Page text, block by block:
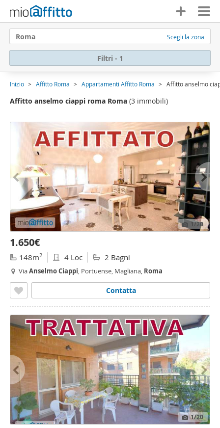
Roma Scegli la zona
Filtri - 1
Inizio Affitto Roma Appartamenti Affitto Roma Affitto anselmo
Affitto anselmo ciappi roma Roma (3 immobili)
1/20
1.650€
148m2 4 Loc 2 Bagni
ViaAnselmoCiappi, Portuense, Magliana, Roma
Contatta
1/20